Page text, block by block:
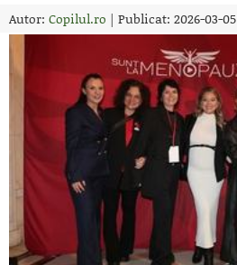
Autor: Copilul.ro | Publicat: 2026-03-05